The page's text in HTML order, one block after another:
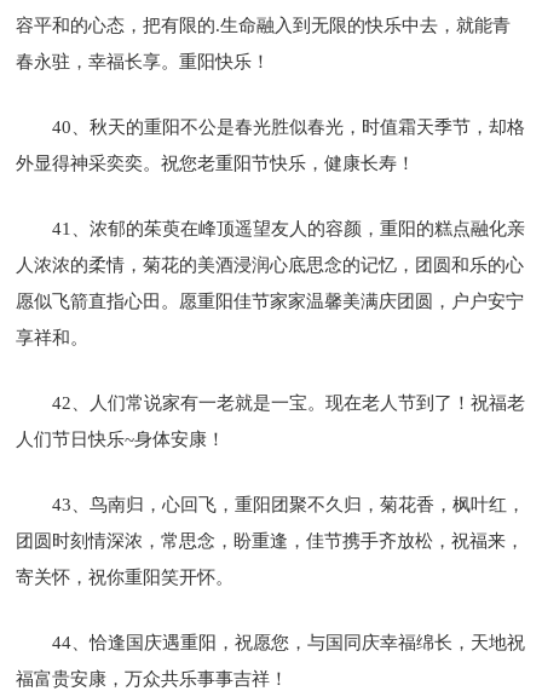
容平和的心态，把有限的.生命融入到无限的快乐中去，就能青
春永驻，幸福长享。重阳快乐！
40、秋天的重阳不公是春光胜似春光，时值霜天季节，却格
外显得神采奕奕。祝您老重阳节快乐，健康长寿！
41、浓郁的茱萸在峰顶遥望友人的容颜，重阳的糕点融化亲
人浓浓的柔情，菊花的美酒浸润心底思念的记忆，团圆和乐的心
愿似飞箭直指心田。愿重阳佳节家家温馨美满庆团圆，户户安宁
享祥和。
42、人们常说家有一老就是一宝。现在老人节到了！祝福老
人们节日快乐~身体安康！
43、鸟南归，心回飞，重阳团聚不久归，菊花香，枫叶红，
团圆时刻情深浓，常思念，盼重逢，佳节携手齐放松，祝福来，
寄关怀，祝你重阳笑开怀。
44、恰逢国庆遇重阳，祝愿您，与国同庆幸福绵长，天地祝
福富贵安康，万众共乐事事吉祥！